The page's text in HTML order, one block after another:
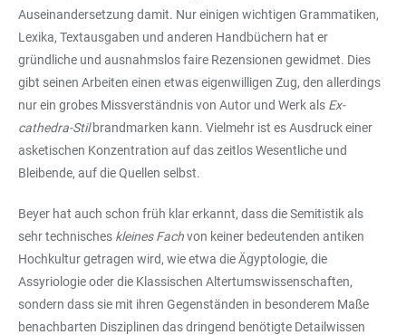
Auseinandersetzung damit. Nur einigen wichtigen Grammatiken,
Lexika, Textausgaben und anderen Handbüchern hat er
gründliche und ausnahmslos faire Rezensionen gewidmet. Dies
gibt seinen Arbeiten einen etwas eigenwilligen Zug, den allerdings
nur ein grobes Missverständnis von Autor und Werk als Ex-
cathedra-Stilbrandmarken kann. Vielmehr ist es Ausdruck einer
asketischen Konzentration auf das zeitlos Wesentliche und
Bleibende, auf die Quellen selbst.
Beyer hat auch schon früh klar erkannt, dass die Semitistik als
sehr technisches kleines Fachvon keiner bedeutenden antiken
Hochkultur getragen wird, wie etwa die Ägyptologie, die
Assyriologie oder die Klassischen Altertumswissenschaften,
sondern dass sie mit ihren Gegenständen in besonderem Maße
benachbarten Disziplinen das dringend benötigte Detailwissen